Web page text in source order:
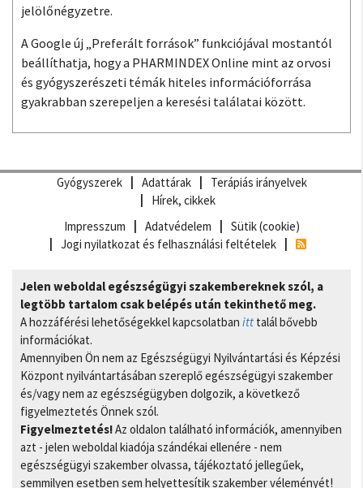
jelölőnégyzetre.
A Google új „Preferált források” funkciójával mostantól
beállíthatja, hogy a PHARMINDEX Online mint az orvosi
és gyógyszerészeti témák hiteles információforrása
gyakrabban szerepeljen a keresési találatai között.
Gyógyszerek Adattárak
Terápiás irányelvek
Hírek, cikkek
Impresszum
Adatvédelem
Sütik (cookie)
Jogi nyilatkozat és felhasználási feltételek
Jelen weboldal egészségügyi szakembereknek szól, a
legtöbb tartalom csak belépés után tekinthető meg.
A hozzáférési lehetőségekkel kapcsolatban itt talál bővebb
információkat.
Amennyiben Ön nem az Egészségügyi Nyilvántartási és Képzési
Központ nyilvántartásában szereplő egészségügyi szakember
és/vagy nem az egészségügyben dolgozik, a következő
figyelmeztetés Önnek szól.
Figyelmeztetés!Az oldalon található információk, amennyiben
azt - jelen weboldal kiadója szándékai ellenére - nem
egészségügyi szakember olvassa, tájékoztató jellegűek,
semmilyen esetben sem helyettesítik szakember véleményét!